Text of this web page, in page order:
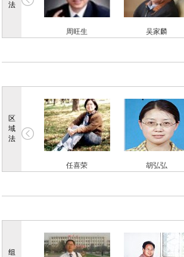
法
周旺生 吴家麟
王利明 吕忠梅
区
域
法
任喜荣 胡弘弘
王振民 陈斯喜
组